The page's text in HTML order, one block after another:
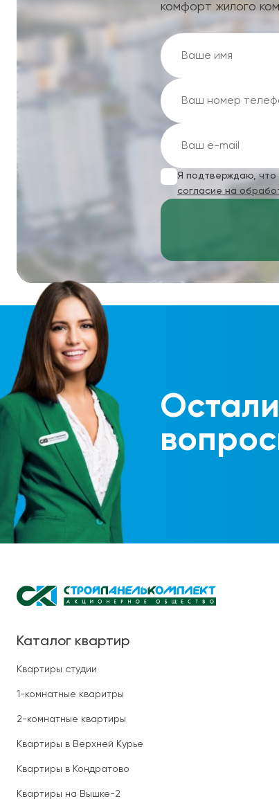
комфорт жилого
Я подтверждаю, что
согласие на
Каталог квартир
Квартиры студии
1-комнатные кваритры
2-комнатные квартиры
Квартиры в Верхней Курье
Квартиры в Кондратово
Квартиры на Вышке-2